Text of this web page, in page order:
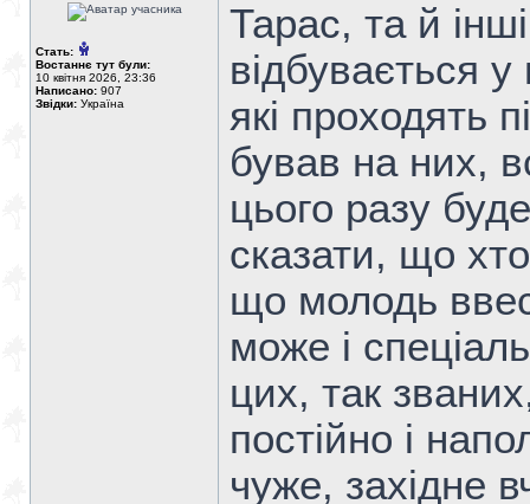
Стать:
Востаннє тут були:
10 квітня 2026, 23:36
Написано: 907
Звідки: Україна
Тарас, та й
відбувається
які проходять
бував на них,
цього разу
сказати, що
що молодь
може і
цих, так
постійно і
чуже, західне